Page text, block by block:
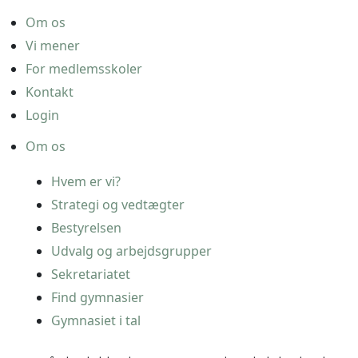
Om os
Vi mener
For medlemsskoler
Kontakt
Login
Om os
Hvem er vi?
Strategi og vedtægter
Bestyrelsen
Udvalg og arbejdsgrupper
Sekretariatet
Find gymnasier
Gymnasiet i tal